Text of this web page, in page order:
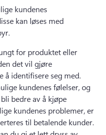
kundenes
kan løses med
for produktet eller
det vil gjøre
kundenes følelser, og
bedre av å kjøpe
kundenes problemer, er